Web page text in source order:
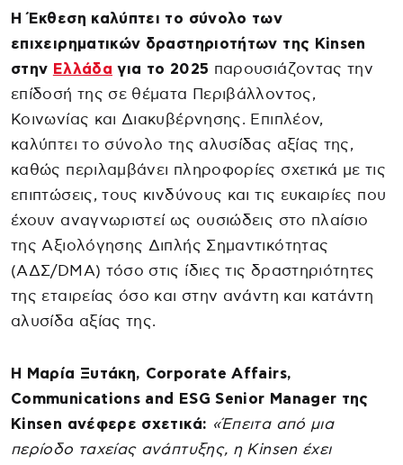
Η Έκθεση καλύπτει το σύνολο των
επιχειρηματικών δραστηριοτήτων της Kinsen
στην Ελλάδα για το 2025 παρουσιάζοντας την
επίδοσή της σε θέματα Περιβάλλοντος,
Κοινωνίας και Διακυβέρνησης. Επιπλέον,
καλύπτει το σύνολο της αλυσίδας αξίας της,
καθώς περιλαμβάνει πληροφορίες σχετικά με τις
επιπτώσεις, τους κινδύνους και τις ευκαιρίες που
έχουν αναγνωριστεί ως ουσιώδεις στο πλαίσιο
της Αξιολόγησης Διπλής Σημαντικότητας
(ΑΔΣ/DMA) τόσο στις ίδιες τις δραστηριότητες
της εταιρείας όσο και στην ανάντη και κατάντη
αλυσίδα αξίας της.
Η Μαρία Ξυτάκη, Corporate Affairs,
Communications and ESG Senior Manager της
Kinsen ανέφερε σχετικά: «Έπειτα από μια
περίοδο ταχείας ανάπτυξης, η Kinsen έχει